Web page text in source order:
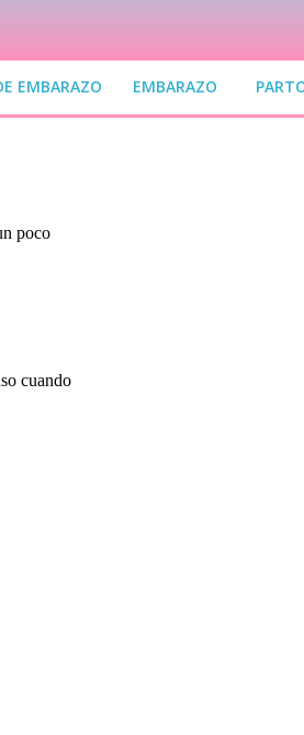
EMBARAZO EMBARAZO
poco
cuando